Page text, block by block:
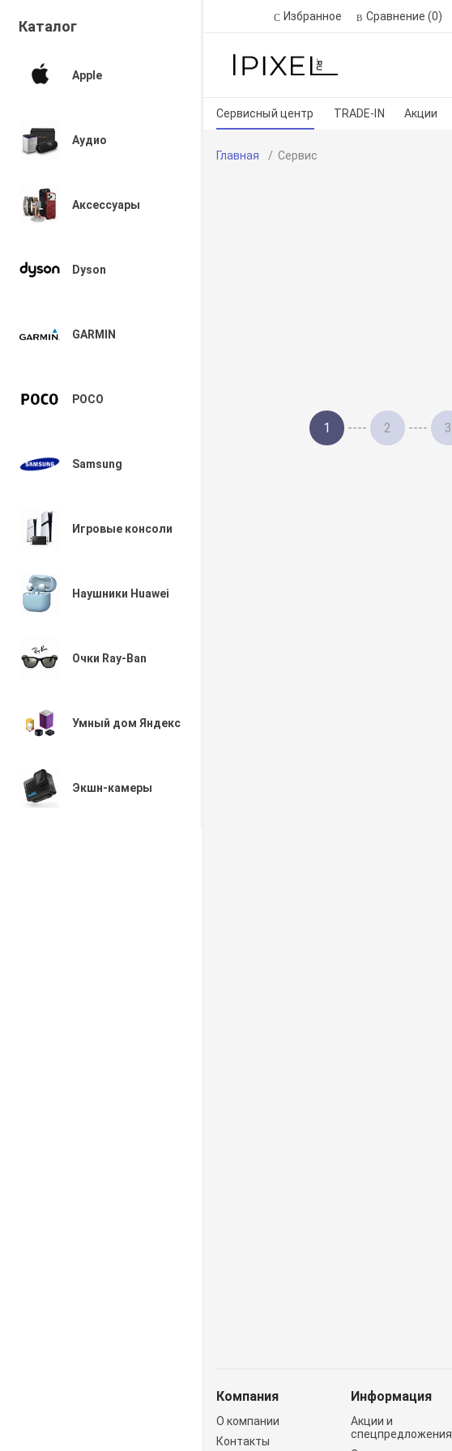
Избранное Сравнение (0)
Сервисный центр TRADE-IN Акции
Каталог
Apple
Аудио
Аксессуары
Dyson
GARMIN
POCO
Samsung
Игровые консоли
Наушники Huawei
Очки Ray-Ban
Умный дом Яндекс
Экшн-камеры
Главная Сервис
1 ---- 2 ---- 3
Компания
О компании
Контакты
Информация
Акции и
спецпредложения